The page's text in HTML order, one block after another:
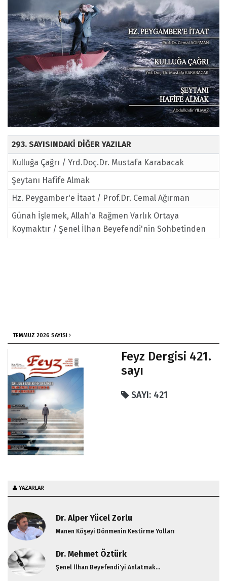
293. SAYISINDAKİ DİĞER YAZILAR
Kulluğa Çağrı / Yrd.Doç.Dr. Mustafa Karabacak
Şeytanı Hafife Almak
Hz. Peygamber'e İtaat / Prof.Dr. Cemal Ağırman
Günah İşlemek, Allah'a Rağmen Varlık Ortaya
Koymaktır / Şenel İlhan Beyefendi'nin Sohbetinden
TEMMUZ 2026 SAYISI
Feyz Dergisi 421.
sayı
SAYI: 421
YAZARLAR
Dr. Alper Yücel Zorlu
Manen Köşeyi Dönmenin Kestirme Yolları
Dr. Mehmet Öztürk
Şenel İlhan Beyefendi'yi Anlatmak...